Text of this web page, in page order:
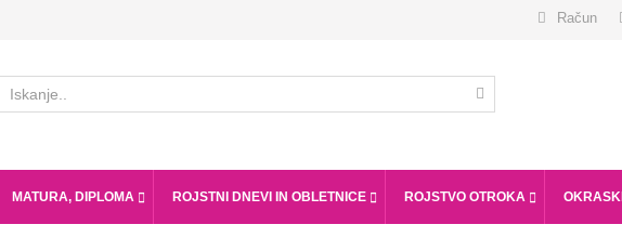
Račun
MATURA, DIPLOMA ROJSTNI DNEVI IN OBLETNICE ROJSTVO OTROKA OKRASKI